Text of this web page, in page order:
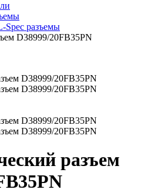
Spec разъемы
D38999/20FB35PN
разъем